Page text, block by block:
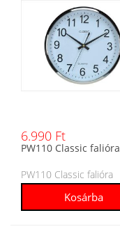
6.990 Ft
PW110 Classic falióra
PW110 Classic falióra